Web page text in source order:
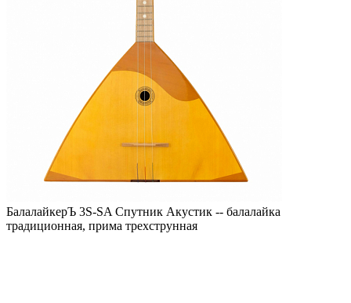
БалалайкерЪ 3S-SA Спутник Акустик -- балалайка
традиционная, прима трехструнная